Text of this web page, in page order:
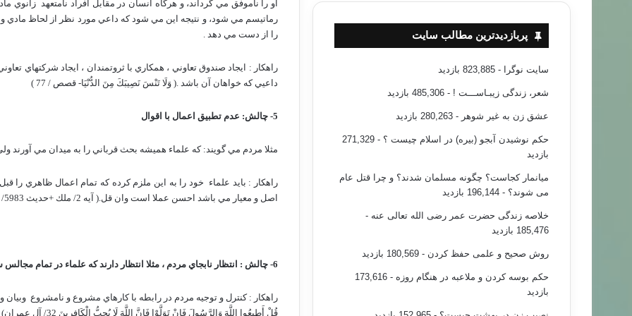
او را ناموفق مي گرداند، و هرگاه انسان در مقابل افراد نامتعهد زانوي
رماتيسم مي شود، و نتيجه اين مي شود كه داعي مورد نظر از لحاظ مادي
را از دست مي دهد .
راهكار : ايجاد صندوق تعاوني ، همكاري با ثروتمندان ، ايجاد شركتهاي
داعيي كه خواهان آن باشد .( وَلَا تَنْسَ نَصِيبَكَ مِنَ الدُّنْيَا- قصص / 77 )
5- چالش: عدم تطبيق اعمال با اقوال
مثلا مردم مي گويند: كه علماء هميشه بحث قرباني را به ميدان مي آورند
راهكار : بايد علماء خود را به اين ملزم كرده كه تمام اعمال ظاهري را
اصل و معيار مي باشد احسن عملا است وان قل.( آيه 2/ ملك +حديث 5983/ بخاري )
6- چالش : انتظار نابجاي مردم ، مثلا انتظار دارند كه علماء در تمام مجالس سنتي و بدعتي
راهكار : كنترل و توجيه مردم در رابطه با كارهاي مشروع و نامشروع وبيان
قُلْ أَطِيعُوا اللَّهَ وَالرَّسُولَ فَإِنْ تَوَلَّوْا فَإِنَّ اللَّهَ لَا يُحِبُّ الْكَافِرِينَ 32/ آل عمران)
پربازدیدترین مطالب سایت
سایت نوگرا - 823,885 بازدید
شعر، زندگی زیبـاســـت ! - 485,306 بازدید
عشق زن به غیر شوهر - 280,263 بازدید
حکم نوشیدن آبجو (بیره) در اسلام چیست ؟
- 271,329
بازدید
میانمار کجاست؟ چگونه مسلمان شدند؟ و چرا قتل عام
می شوند؟ - 196,144 بازدید
خلاصه زندگی حضرت عمر رضی الله تعالی عنه -
185,476 بازدید
روش صحیح و علمی حفظ کردن - 180,569 بازدید
حکم بوسه کردن و ملاعبه در هنگام روزه
- 173,616
بازدید